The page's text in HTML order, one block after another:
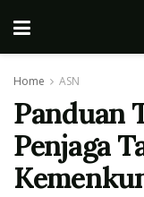
Home ASN
Panduan
Penjaga